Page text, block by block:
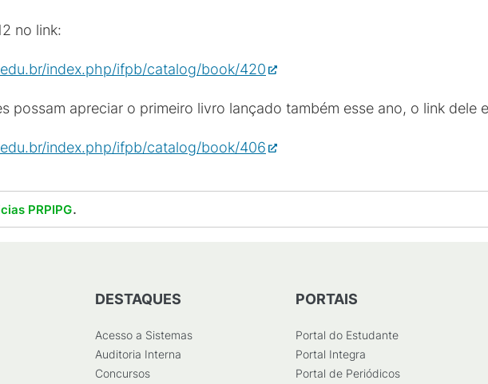
no link:
index.php/ifpb/catalog/book/420
possam apreciar o primeiro livro lançado também esse ano, o link dele
index.php/ifpb/catalog/book/406
PRPIPG.
DESTAQUES
Acesso a Sistemas
Auditoria Interna
Concursos
PORTAIS
Portal do Estudante
Portal Integra
Portal de Periódicos